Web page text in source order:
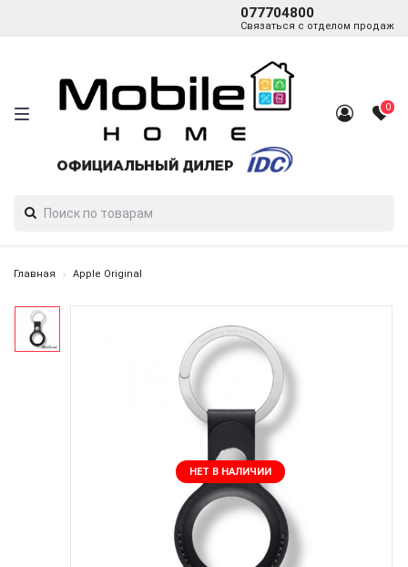
077704800
Связаться с отделом продаж
0
Главная Apple Original
НЕТ В НАЛИЧИИ